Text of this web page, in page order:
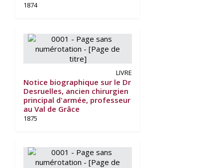
1874
LIVRE
Notice biographique sur le Dr
Desruelles, ancien chirurgien
principal d'armée, professeur
au Val de Grâce
1875